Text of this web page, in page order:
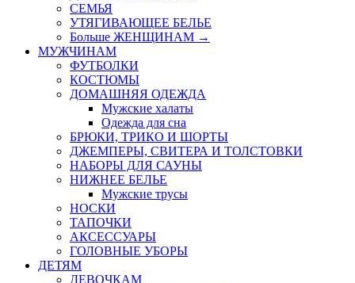
СЕМЬЯ
УТЯГИВАЮЩЕЕ БЕЛЬЕ
Больше ЖЕНЩИНАМ →
МУЖЧИНАМ
ФУТБОЛКИ
КОСТЮМЫ
ДОМАШНЯЯ ОДЕЖДА
Мужские халаты
Одежда для сна
БРЮКИ, ТРИКО И ШОРТЫ
ДЖЕМПЕРЫ, СВИТЕРА И ТОЛСТОВКИ
НАБОРЫ ДЛЯ САУНЫ
НИЖНЕЕ БЕЛЬЕ
Мужские трусы
НОСКИ
ТАПОЧКИ
АКСЕССУАРЫ
ГОЛОВНЫЕ УБОРЫ
ДЕТЯМ
ДЕВОЧКАМ